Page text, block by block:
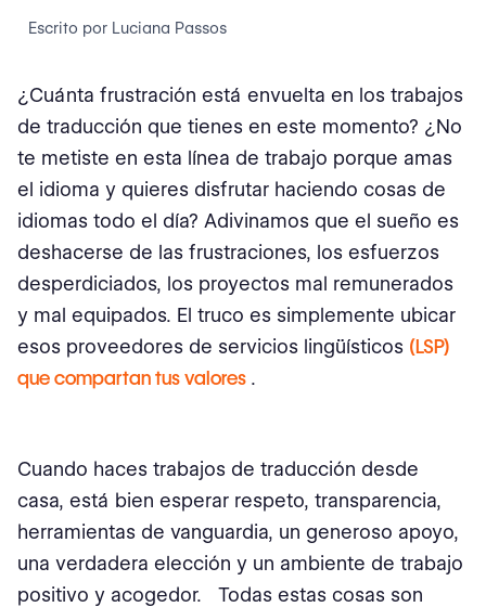
Escrito por Luciana Passos
¿Cuánta frustración está envuelta en los trabajos
de traducción que tienes en este momento? ¿No
te metiste en esta línea de trabajo porque amas
el idioma y quieres disfrutar haciendo cosas de
idiomas todo el día? Adivinamos que el sueño es
deshacerse de las frustraciones, los esfuerzos
desperdiciados, los proyectos mal remunerados
y mal equipados. El truco es simplemente ubicar
esos proveedores de servicios lingüísticos (LSP)
que compartan tus valores .
Cuando haces trabajos de traducción desde
casa, está bien esperar respeto, transparencia,
herramientas de vanguardia, un generoso apoyo,
una verdadera elección y un ambiente de trabajo
positivo y acogedor. Todas estas cosas son